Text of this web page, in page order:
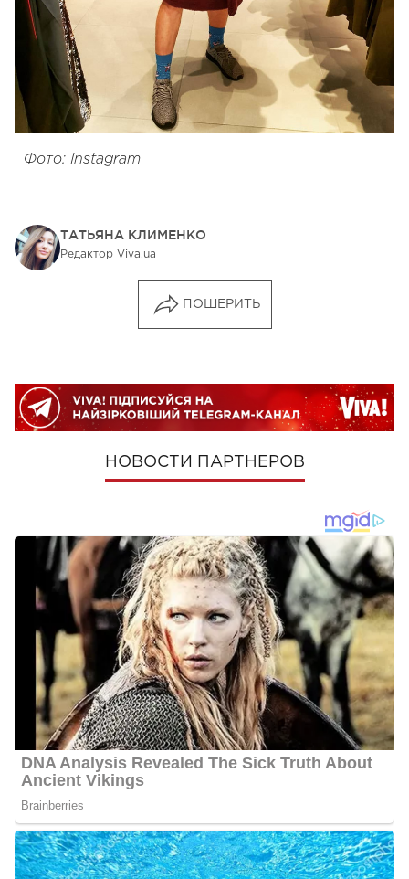
Фото: Instagram
ТАТЬЯНА КЛИМЕНКО
Редактор Viva.ua
ПОШЕРИТЬ
НОВОСТИ ПАРТНЕРОВ